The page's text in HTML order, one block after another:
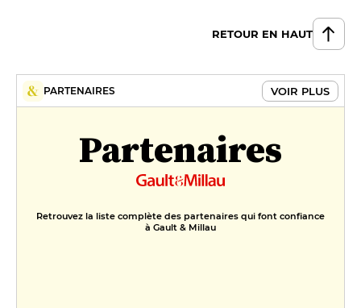
RETOUR EN HAUT
PARTENAIRES VOIR PLUS
Partenaires
Retrouvez la liste complète des partenaires qui font confiance
à Gault & Millau